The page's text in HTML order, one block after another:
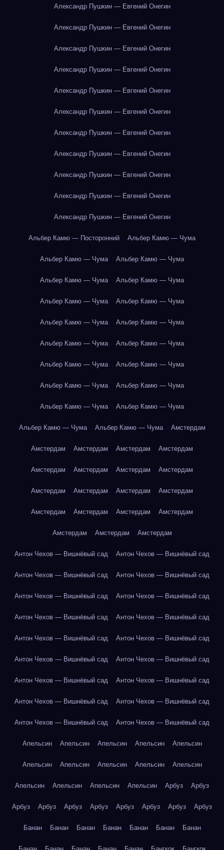
Александр Пушкин — Евгений Онегин
Александр Пушкин — Евгений Онегин
Александр Пушкин — Евгений Онегин
Александр Пушкин — Евгений Онегин
Александр Пушкин — Евгений Онегин
Александр Пушкин — Евгений Онегин
Александр Пушкин — Евгений Онегин
Александр Пушкин — Евгений Онегин
Александр Пушкин — Евгений Онегин
Александр Пушкин — Евгений Онегин
Александр Пушкин — Евгений Онегин
Альбер Камю — Посторонний Альбер Камю — Чума
Альбер Камю — Чума Альбер Камю — Чума
Альбер Камю — Чума Альбер Камю — Чума
Альбер Камю — Чума Альбер Камю — Чума
Альбер Камю — Чума Альбер Камю — Чума
Альбер Камю — Чума Альбер Камю — Чума
Альбер Камю — Чума Альбер Камю — Чума
Альбер Камю — Чума Альбер Камю — Чума
Альбер Камю — Чума Альбер Камю — Чума
Альбер Камю — Чума Альбер Камю — Чума Амстердам
Амстердам Амстердам Амстердам Амстердам
Амстердам Амстердам Амстердам Амстердам
Амстердам Амстердам Амстердам Амстердам
Амстердам Амстердам Амстердам Амстердам
Амстердам Амстердам Амстердам
Антон Чехов — Вишнёвый сад Антон Чехов — Вишнёвый сад
Антон Чехов — Вишнёвый сад Антон Чехов — Вишнёвый сад
Антон Чехов — Вишнёвый сад Антон Чехов — Вишнёвый сад
Антон Чехов — Вишнёвый сад Антон Чехов — Вишнёвый сад
Антон Чехов — Вишнёвый сад Антон Чехов — Вишнёвый сад
Антон Чехов — Вишнёвый сад Антон Чехов — Вишнёвый сад
Антон Чехов — Вишнёвый сад Антон Чехов — Вишнёвый сад
Антон Чехов — Вишнёвый сад Антон Чехов — Вишнёвый сад
Антон Чехов — Вишнёвый сад Антон Чехов — Вишнёвый сад
Апельсин Апельсин Апельсин Апельсин Апельсин
Апельсин Апельсин Апельсин Апельсин Апельсин
Апельсин Апельсин Апельсин Апельсин Арбуз Арбуз
Арбуз Арбуз Арбуз Арбуз Арбуз Арбуз Арбуз Арбуз
Банан Банан Банан Банан Банан Банан Банан